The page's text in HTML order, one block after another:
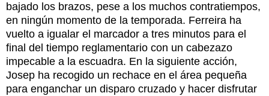
bajado los brazos, pese a los muchos contratiempos,
en ningún momento de la temporada. Ferreira ha
vuelto a igualar el marcador a tres minutos para el
final del tiempo reglamentario con un cabezazo
impecable a la escuadra. En la siguiente acción,
Josep ha recogido un rechace en el área pequeña
para enganchar un disparo cruzado y hacer disfrutar